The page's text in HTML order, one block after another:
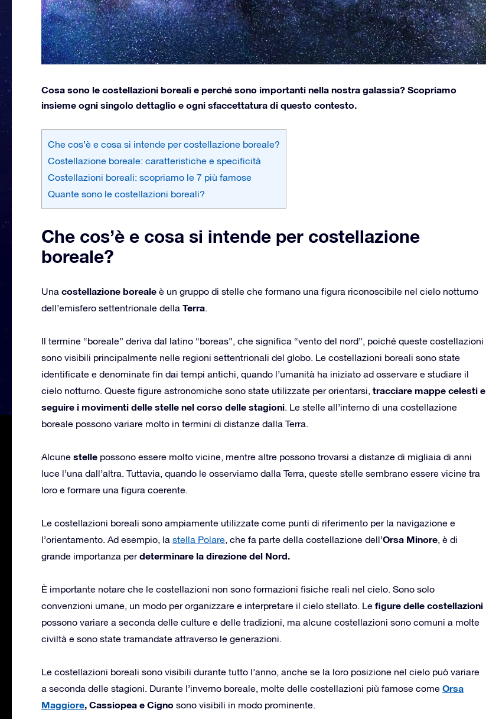
Cosa sono le costellazioni boreali e perché sono importanti nella nostra galassia? Scopriamo
insieme ogni singolo dettaglio e ogni sfaccettatura di questo contesto.
Che cos’è e cosa si intende per costellazione boreale?
Costellazione boreale: caratteristiche e specificità
Costellazioni boreali: scopriamo le 7 più famose
Quante sono le costellazioni boreali?
Che cos’è e cosa si intende per costellazione
boreale?
Una costellazione boreale è un gruppo di stelle che formano una figura riconoscibile nel cielo notturno
dell’emisfero settentrionale della Terra.
Il termine “boreale” deriva dal latino “boreas”, che significa “vento del nord”, poiché queste costellazioni
sono visibili principalmente nelle regioni settentrionali del globo. Le costellazioni boreali sono state
identificate e denominate fin dai tempi antichi, quando l’umanità ha iniziato ad osservare e studiare il
cielo notturno. Queste figure astronomiche sono state utilizzate per orientarsi, tracciare mappe celesti e
seguire i movimenti delle stelle nel corso delle stagioni. Le stelle all’interno di una costellazione
boreale possono variare molto in termini di distanze dalla Terra.
Alcune stelle possono essere molto vicine, mentre altre possono trovarsi a distanze di migliaia di anni
luce l’una dall’altra. Tuttavia, quando le osserviamo dalla Terra, queste stelle sembrano essere vicine tra
loro e formare una figura coerente.
Le costellazioni boreali sono ampiamente utilizzate come punti di riferimento per la navigazione e
l’orientamento. Ad esempio, la stella Polare, che fa parte della costellazione dell’Orsa Minore, è di
grande importanza perdeterminare la direzione del Nord.
È importante notare che le costellazioni non sono formazioni fisiche reali nel cielo. Sono solo
convenzioni umane, un modo per organizzare e interpretare il cielo stellato. Le figure delle costellazioni
possono variare a seconda delle culture e delle tradizioni, ma alcune costellazioni sono comuni a molte
civiltà e sono state tramandate attraverso le generazioni.
Le costellazioni boreali sono visibili durante tutto l’anno, anche se la loro posizione nel cielo può variare
a seconda delle stagioni. Durante l’inverno boreale, molte delle costellazioni più famose come Orsa
Maggiore, Cassiopea e Cigno sono visibili in modo prominente.